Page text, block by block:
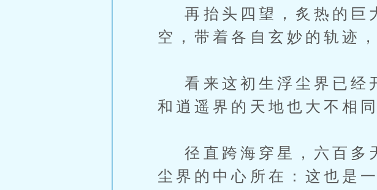
再抬头四望，炙热的巨
空，带着各自玄妙的轨迹
看来这初生浮尘界已经
和逍遥界的天地也大不相同
径直跨海穿星，六百多
尘界的中心所在：这也是